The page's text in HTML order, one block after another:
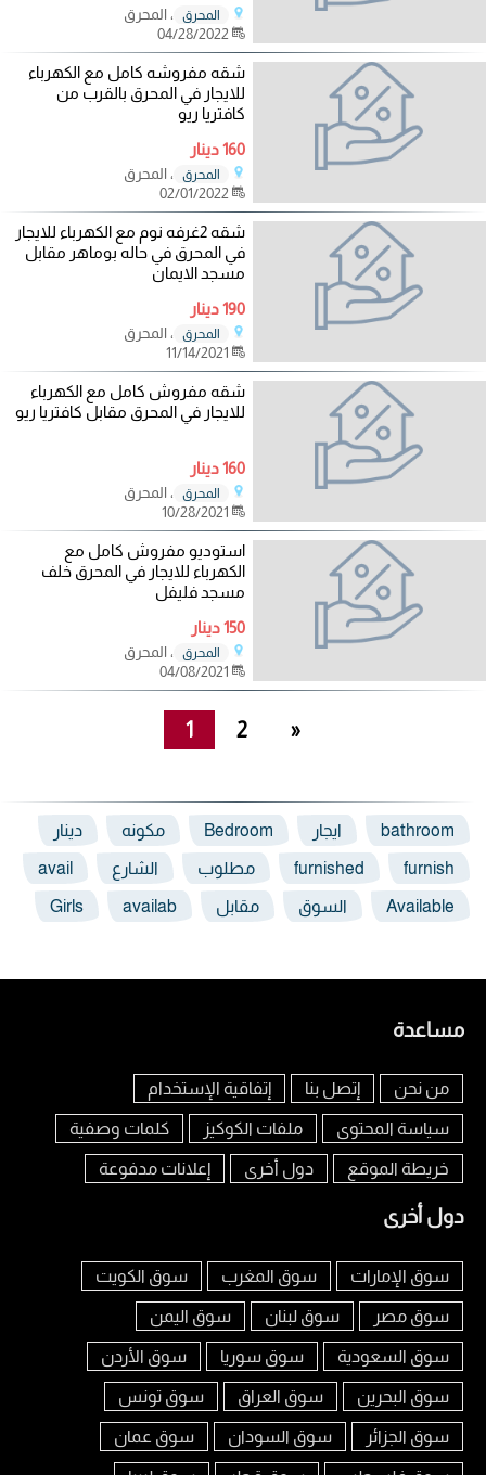
المحرق
، المحرق
شقه مفروشه كامل مع الكهرباء
للايجار في المحرق بالقرب من
كافتريا ريو
160 دينار
المحرق
، المحرق
شقه 2غرفه نوم مع الكهرباء للايجار
في المحرق في حاله بوماهر مقابل
مسجد الايمان
190 دينار
المحرق
، المحرق
شقه مفروش كامل مع الكهرباء
للايجار في المحرق مقابل كافتريا ريو
160 دينار
المحرق
، المحرق
استوديو مفروش كامل مع
الكهرباء للايجار في المحرق خلف
مسجد فليفل
150 دينار
المحرق
، المحرق
1 2 »
bathroom ايجار Bedroom مكونه دينار
furnish
furnished مطلوب الشارع avail
Available السوق مقابل availab
Girls
مساعدة
من نحن إتصل بنا إتفاقية الإستخدام
سياسة المحتوى ملفات الكوكيز كلمات وصفية
خريطة الموقع دول أخرى إعلانات مدفوعة
دول أخرى
سوق الإمارات سوق المغرب سوق الكويت
سوق مصر سوق لبنان سوق اليمن
سوق السعودية سوق سوريا سوق الأردن
سوق البحرين سوق العراق سوق تونس
سوق الجزائر سوق السودان سوق عمان